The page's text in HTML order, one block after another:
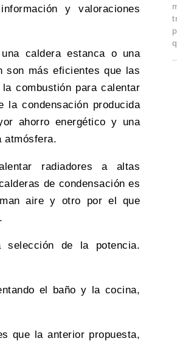
y valoraciones
caldera estanca o una
son más eficientes que las
combustión para calentar
la condensación producida
ahorro energético y una
atmósfera.
radiadores a altas
de condensación es
aire y otro por el que
de la potencia.
el baño y la cocina,
que la anterior propuesta,